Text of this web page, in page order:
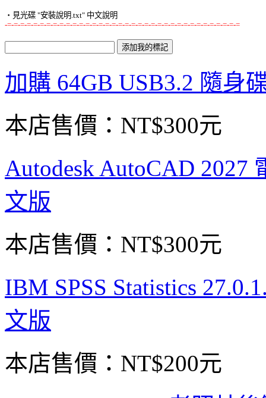
-=-=-=-=-=-=-=-=-=-=-=-=-=-=-=-=-=-=-=-=-=-=-=-=-=-=-=-=-=-=-=-=-=-=-=-=
加購 64GB USB3.2 隨身
本店售價： NT$300元
Autodesk AutoCAD
文版
本店售價： NT$300元
IBM SPSS Statistics
文版
本店售價： NT$200元